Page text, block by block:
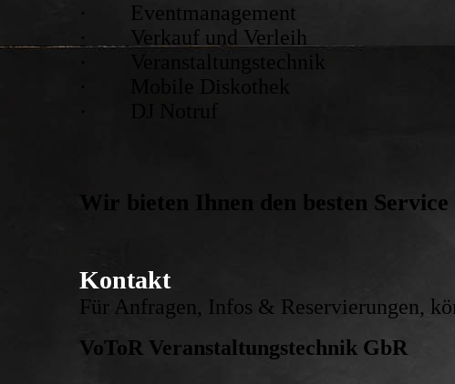
· Eventmanagement
· Verkauf und Verleih
· Veranstaltungstechnik
· Mobile Diskothek
Wir bieten Ihnen den besten Service
Kontakt
Für Anfragen, Infos & Reservierungen,
VoToR Veranstaltungstechnik GbR